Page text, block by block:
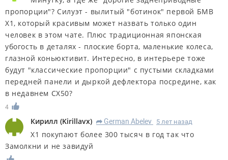
пропорции"? Силуэт - вылитый "ботинок" первой БМВ
Х1, который красивым может назвать только один
человек в этом чате. Плюс традиционная японская
убогость в деталях - плоские борта, маленькие колеса,
глазной коньюктивит. Интересно, в интерьере тоже
будут "классические пропорции" с пустыми складками
передней панели и дыркой дефлектора посредине, как
в недавнем CX50?
4
Кирилл (Kirillavx) R German Abelev 5 лет назад
X1 покупают более 300 тысяч в год так что
Замолкни и не завидуй